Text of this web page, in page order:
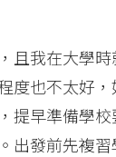
且我在大學
度也不太好
提早準備學
出發前先複